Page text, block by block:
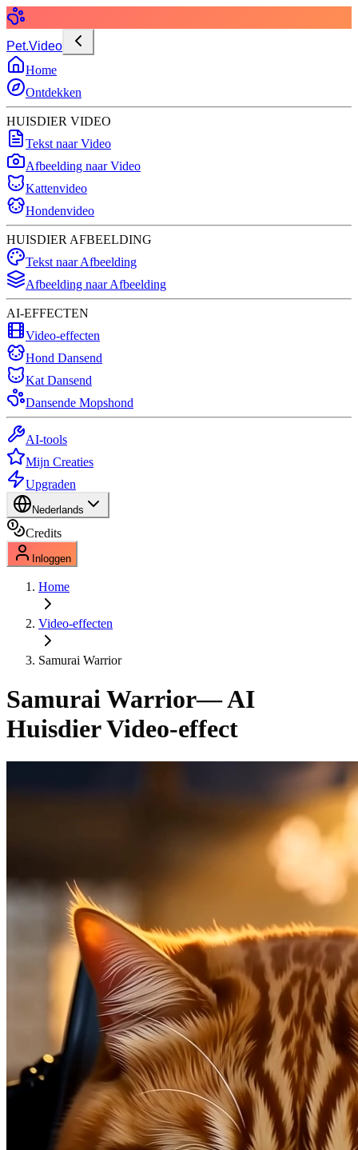
Pet.Video
Home
Ontdekken
HUISDIER VIDEO
Tekst naar Video
Afbeelding naar Video
Kattenvideo
Hondenvideo
HUISDIER AFBEELDING
Tekst naar Afbeelding
Afbeelding naar Afbeelding
AI-EFFECTEN
Video-effecten
Hond Dansend
Kat Dansend
Dansende Mopshond
AI-tools
Mijn Creaties
Upgraden
Nederlands
Credits
Inloggen
Home
Video-effecten
Samurai Warrior
Samurai Warrior— AI
Huisdier Video-effect